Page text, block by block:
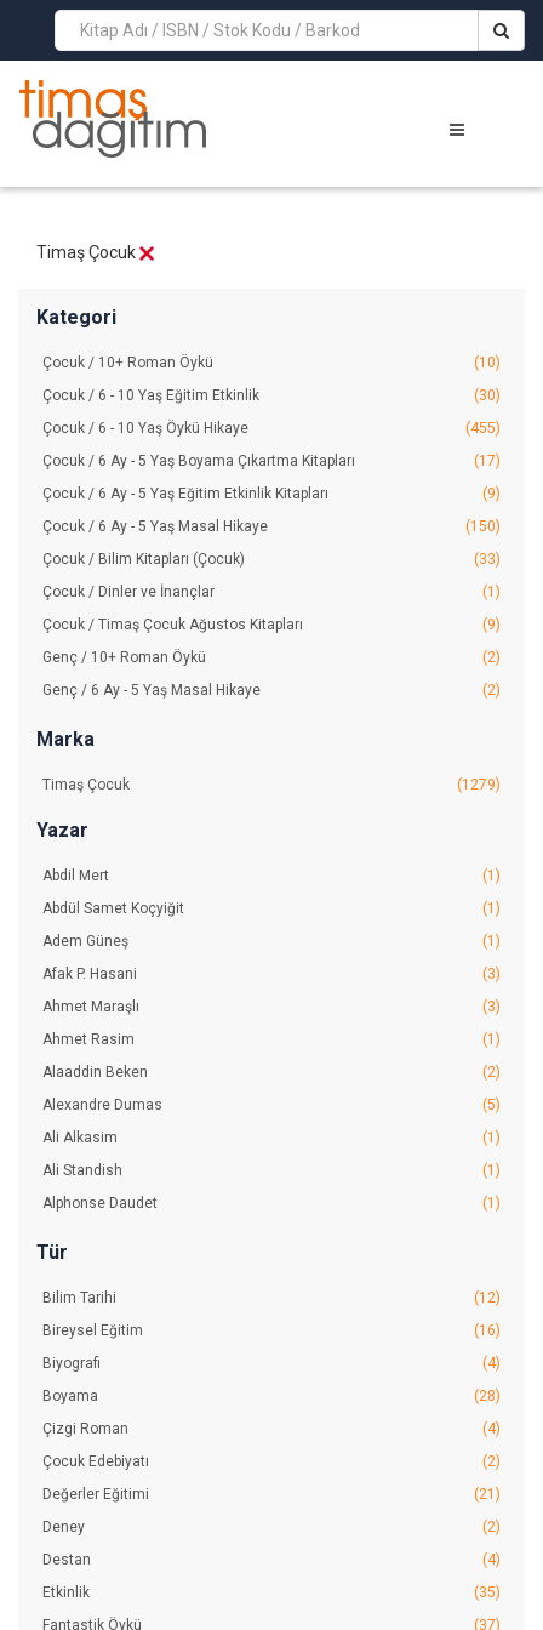
>
Timaş Çocuk
Kategori
Çocuk / 10+ Roman Öykü
(10)
Çocuk / 6 - 10 Yaş Eğitim Etkinlik
(30)
Çocuk / 6 - 10 Yaş Öykü Hikaye
(455)
Çocuk / 6 Ay - 5 Yaş Boyama Çıkartma Kitapları
(17)
Çocuk / 6 Ay - 5 Yaş Eğitim Etkinlik Kitapları
(9)
Çocuk / 6 Ay - 5 Yaş Masal Hikaye
(150)
Çocuk / Bilim Kitapları (Çocuk)
(33)
Çocuk / Dinler ve İnançlar
(1)
Çocuk / Timaş Çocuk Ağustos Kitapları
(9)
Genç / 10+ Roman Öykü
(2)
Genç / 6 Ay - 5 Yaş Masal Hikaye
(2)
Marka
Timaş Çocuk (1279)
Yazar
Abdil Mert
(1)
Abdül Samet Koçyiğit
(1)
Adem Güneş
(1)
Afak P. Hasani
(3)
Ahmet Maraşlı
(3)
Ahmet Rasim
(1)
Alaaddin Beken
(2)
Alexandre Dumas
(5)
Ali Alkasim
(1)
Ali Standish
(1)
Alphonse Daudet
(1)
Anonim Anonim
(13)
Anton Çehov
(1)
Antonella Malvezzo
(1)
Asiye Aslı Aslaner
(17)
Asiye Yıldırım
(1)
Aslı Alper
(3)
Aysel Gürmen
(11)
Ayşegül Dede
(9)
Ayşenur Kurtuluş Peltek
(3)
Bear Grylls
(6)
Tür
Bilim Tarihi
(12)
Bireysel Eğitim
(16)
Biyografi
(4)
Boyama
(28)
Çizgi Roman
(4)
Çocuk Edebiyatı
(2)
Değerler Eğitimi
(21)
Deney
(2)
Destan
(4)
Etkinlik
(35)
Fantastik Öykü
(37)